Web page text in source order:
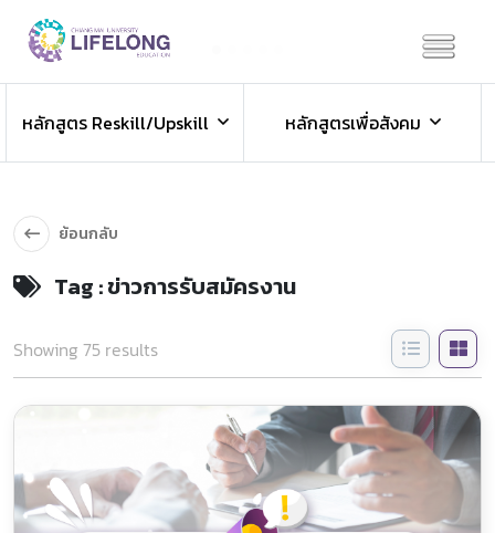
ข่าวประชาสัมพันธ์
ข่าวสารองค์กร ข่าวสารกิจกรรม
หลักสูตร Reskill/Upskill
หลักสูตรเพื่อสังคม
ย้อนกลับ
Tag : ข่าวการรับสมัครงาน
Showing 75 results